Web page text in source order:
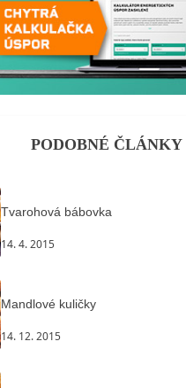
PODOBNÉ ČLÁNKY
Tvarohová bábovka
14. 4. 2015
Mandlové kuličky
14. 12. 2015